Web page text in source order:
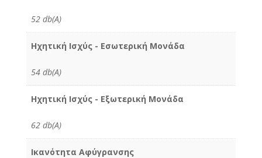
52 db(A)
Ηχητική Ισχύς - Εσωτερική Μονάδα
54 db(A)
Ηχητική Ισχύς - Εξωτερική Μονάδα
62 db(A)
Ικανότητα Αφύγρανσης